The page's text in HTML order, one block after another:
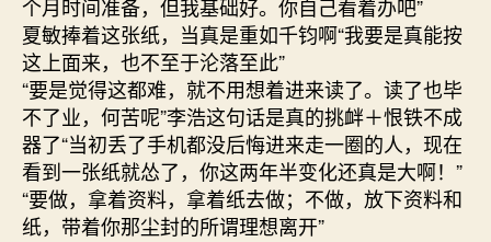
个月时间准备，但我基础好。你自己看着办吧”
夏敏捧着这张纸，当真是重如千钧啊“我要是真能按
这上面来，也不至于沦落至此”
“要是觉得这都难，就不用想着进来读了。读了也毕
不了业，何苦呢”李浩这句话是真的挑衅＋恨铁不成
器了“当初丢了手机都没后悔进来走一圈的人，现在
看到一张纸就怂了，你这两年半变化还真是大啊！”
“要做，拿着资料，拿着纸去做；不做，放下资料和
纸，带着你那尘封的所谓理想离开”